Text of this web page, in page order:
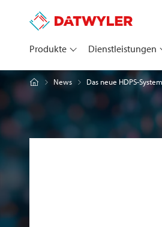
Produkte Dienstleistungen
News Das neue HDPS-